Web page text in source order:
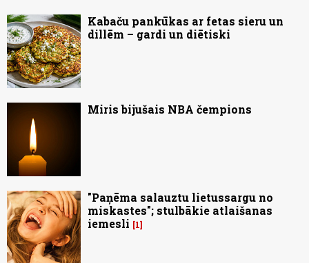
Kabaču pankūkas ar fetas sieru un
dillēm – gardi un diētiski
Miris bijušais NBA čempions
"Paņēma salauztu lietussargu no
miskastes"; stulbākie atlaišanas
iemesli
1